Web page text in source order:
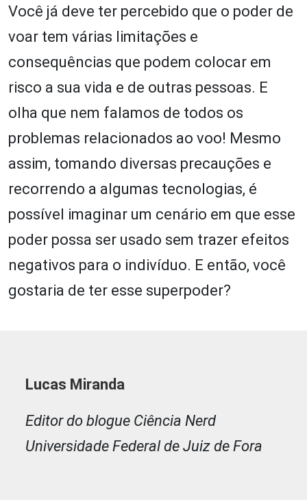
Você já deve ter percebido que o poder de
voar tem várias limitações e
consequências que podem colocar em
risco a sua vida e de outras pessoas. E
olha que nem falamos de todos os
problemas relacionados ao voo! Mesmo
assim, tomando diversas precauções e
recorrendo a algumas tecnologias, é
possível imaginar um cenário em que esse
poder possa ser usado sem trazer efeitos
negativos para o indivíduo. E então, você
gostaria de ter esse superpoder?
Lucas Miranda
Editor do blogue Ciência Nerd
Universidade Federal de Juiz de Fora